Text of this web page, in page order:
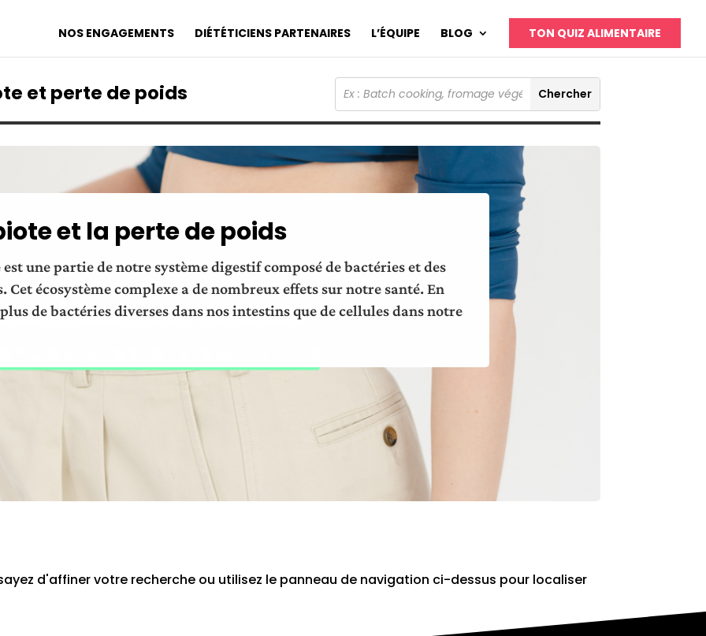
NOS ENGAGEMENTS DIÉTÉTICIENS PARTENAIRES L’ÉQUIPE BLOG TON QUIZ ALIMENTAIRE
et perte de poids
et la perte de poids
une partie de notre système digestif composé de bactéries et des
Cet écosystème complexe a de nombreux effets sur notre santé. En
de bactéries diverses dans nos intestins que de cellules dans notre
d'affiner votre recherche ou utilisez le panneau de navigation ci-dessus pour localiser